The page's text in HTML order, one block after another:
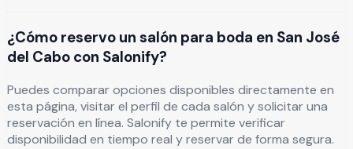
¿Cómo reservo un salón para boda en San José
del Cabo con Salonify?
Puedes comparar opciones disponibles directamente en
esta página, visitar el perfil de cada salón y solicitar una
reservación en línea. Salonify te permite verificar
disponibilidad en tiempo real y reservar de forma segura.